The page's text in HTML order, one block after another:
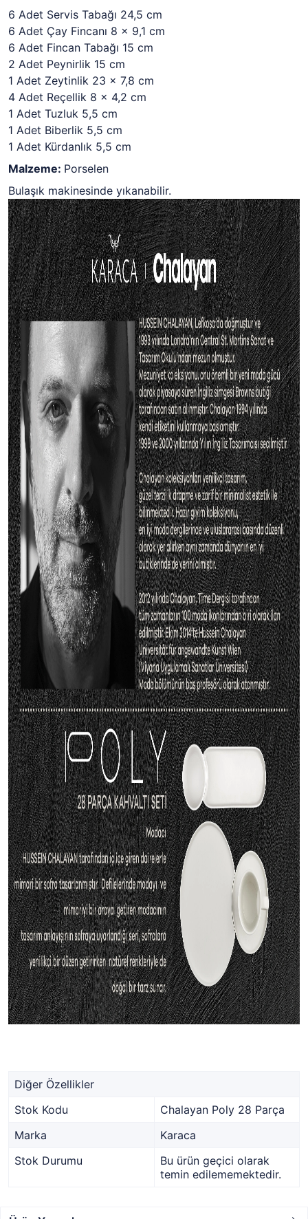
6 Adet Servis Tabağı 24,5 cm
6 Adet Çay Fincanı 8 x 9,1 cm
6 Adet Fincan Tabağı 15 cm
2 Adet Peynirlik 15 cm
1 Adet Zeytinlik 23 x 7,8 cm
4 Adet Reçellik 8 x 4,2 cm
1 Adet Tuzluk 5,5 cm
1 Adet Biberlik 5,5 cm
1 Adet Kürdanlık 5,5 cm
Malzeme: Porselen
Bulaşık makinesinde yıkanabilir.
Diğer Özellikler
Stok Kodu
Chalayan Poly 28 Parça
Marka
Karaca
Stok Durumu
Bu ürün geçici olarak
temin edilememektedir.